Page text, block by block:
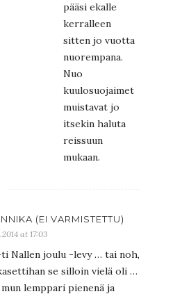
pääsi ekalle
kerralleen
sitten jo vuotta
nuorempana.
Nuo
kuulosuojaimet
muistavat jo
itsekin haluta
reissuun
mukaan.
(EI VARMISTETTU)
at 17:03
Nallen joulu -levy … tai noh,
se silloin vielä oli …
lemppari pienenä ja